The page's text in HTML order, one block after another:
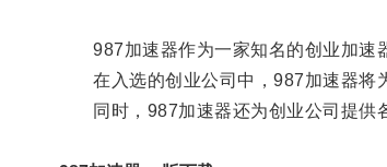
987加速器作为一家知名的创业加速器
在入选的创业公司中，987加速器将为
同时，987加速器还为创业公司提供各